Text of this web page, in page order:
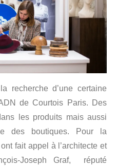
recherche d’une certaine
de Courtois Paris. Des
les produits mais aussi
des boutiques. Pour la
fait appel à l’architecte et
Joseph Graf, réputé